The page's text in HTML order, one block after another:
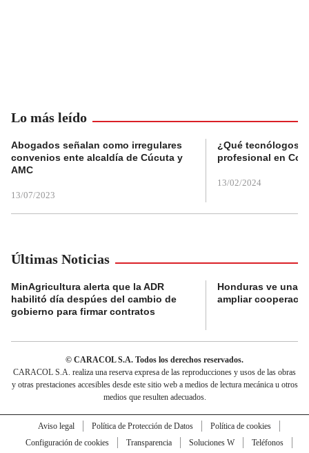
Lo más leído
Abogados señalan como irregulares
convenios ente alcaldía de Cúcuta y
AMC
13/07/2023
¿Qué tecnólogos
profesional en
13/02/2024
Últimas Noticias
MinAgricultura alerta que la ADR
habilitó día despúes del cambio de
gobierno para firmar contratos
Honduras ve una
ampliar
© CARACOL S.A. Todos los derechos reservados.
CARACOL S.A. realiza una reserva expresa de las reproducciones y usos de las obras
y otras prestaciones accesibles desde este sitio web a medios de lectura mecánica u otros
medios que resulten adecuados.
Aviso legal Política de Protección de Datos
Política de cookies
Configuración de cookies
Transparencia Soluciones W
Teléfonos